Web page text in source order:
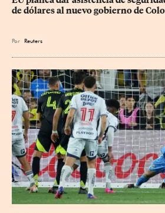
de dólares al nuevo gobierno de
Por Reuters